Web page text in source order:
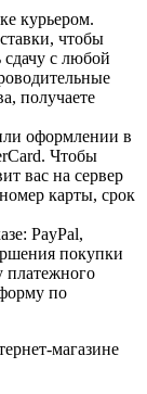
курьером.
чтобы
сдачу с любой
получаете
оформлении в
Чтобы
вас на сервер
карты, срок
PayPal,
покупки
платежного
по
магазине